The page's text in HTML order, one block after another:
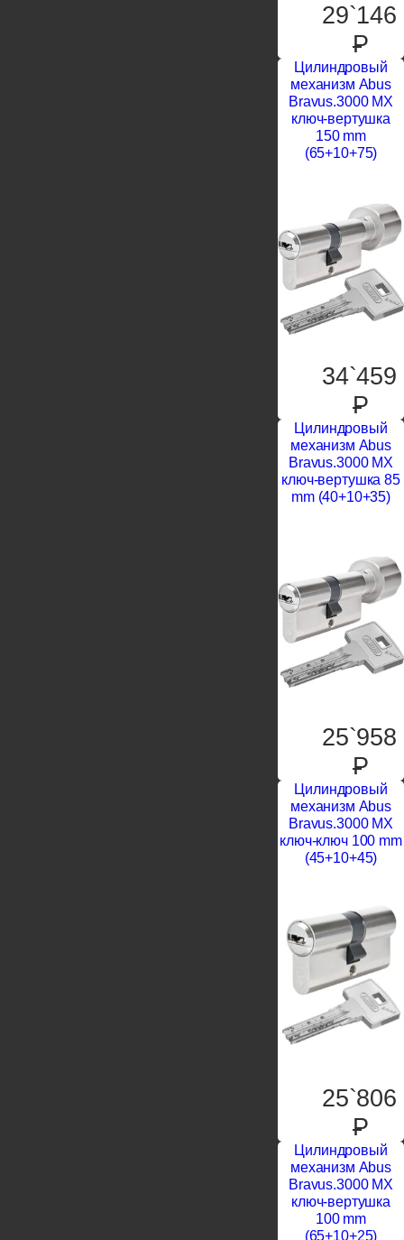
29`146
P
Цилиндровый
механизм Abus
Bravus.3000 MX
ключ-вертушка
150 mm
(65+10+75)
34`459
P
Цилиндровый
механизм Abus
Bravus.3000 MX
ключ-вертушка 85
mm (40+10+35)
25`958
P
Цилиндровый
механизм Abus
Bravus.3000 MX
ключ-ключ 100 mm
(45+10+45)
25`806
P
Цилиндровый
механизм Abus
Bravus.3000 MX
ключ-вертушка
100 mm
(65+10+25)